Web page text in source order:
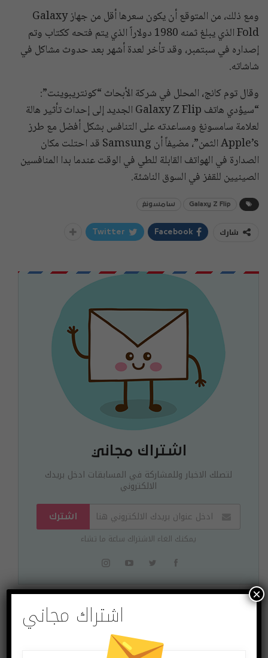
ومع ذلك، من المتوقع أن يكون سعرها أقل من جهاز Galaxy
Fold الذي يبلغ ثمنه 1980 دولاراً الذي يتم فتحه ككتاب وتم
إصداره في سبتمبر، وقد تأخر لعدة أشهر بعد حدوث مشاكل في
شاشاته.
وقال توم كانج، المحلل في شركة الأبحاث “كونتريبوينت”:
“سيؤدي هاتف Galaxy Z Flip الجديد إلى إحداث تأثير هالة
لعلامة سامسونغ ومساعدته على التنافس بشكل أفضل مع طرز
Apple’s الثمن”، مضيفاً أن Samsung قد احتلت مكان
الصدارة في الهواتف القابلة للطي في الوقت عندما بدا المنافسين
الصينيين للقفز في السوق الناشئة.
Galaxy Z Flip سامسونغ
شارك Facebook
Twitter
اشتراك مجاني
لتصلك الاخبار وللمشاركة في المسابقات ادخل بريدك
الالكتروني
اشترك
يمكنك الغاء الاشتراك ساعة ما تشاء
MWC بسبب فايروس
البوست القادم
اشتراك مجاني
×